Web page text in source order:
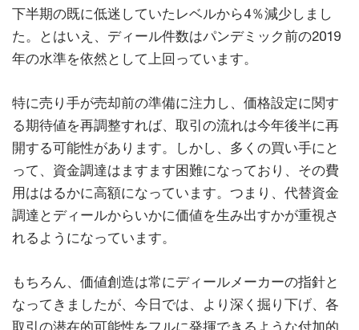
下半期の既に低迷していたレベルから4％減少しまし
た。とはいえ、ディール件数はパンデミック前の2019
年の水準を依然として上回っています。
特に売り手が売却前の準備に注力し、価格設定に関す
る期待値を再調整すれば、取引の流れは今年後半に再
開する可能性があります。しかし、多くの買い手にと
って、資金調達はますます困難になっており、その費
用ははるかに高額になっています。つまり、代替資金
調達とディールからいかに価値を生み出すかが重視さ
れるようになっています。
もちろん、価値創造は常にディールメーカーの指針と
なってきましたが、今日では、より深く掘り下げ、各
取引の潜在的可能性をフルに発揮できるような付加的